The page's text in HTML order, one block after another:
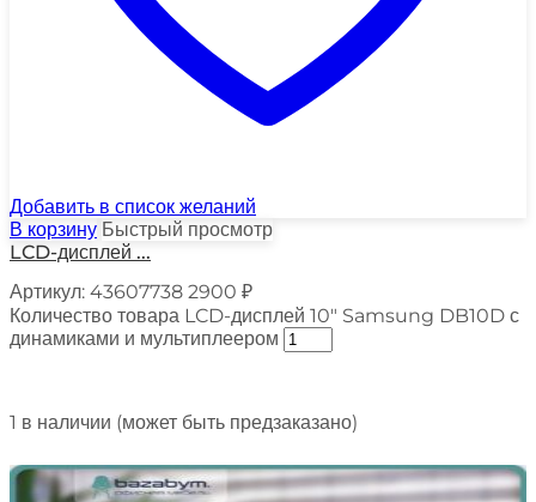
Добавить в список желаний
В корзину Быстрый просмотр
LCD-дисплей ...
Артикул: 43607738 2900 ₽
Количество товара LCD-дисплей 10" Samsung DB10D с
динамиками и мультиплеером
1 в наличии (может быть предзаказано)